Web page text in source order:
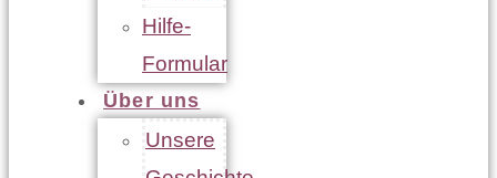
Hilfe-
Formular
Über uns
Unsere